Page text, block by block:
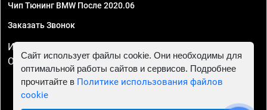
Чип Тюнинг BMW После 2020.06
Заказать Звонок
ИП Смирнов Георгий Павлович. ИНН 781302555843,
ОГРНИП 324470400032610
Сайт использует файлы cookie. Они необходимы для
оптимальной работы сайтов и сервисов. Подробнее
прочитайте в Политике использования файлов
cookie